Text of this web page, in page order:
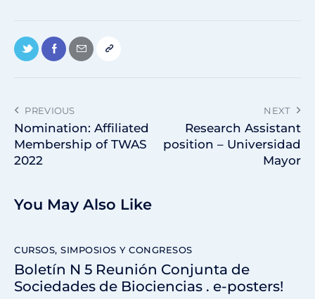
PREVIOUS
Nomination: Affiliated
Membership of TWAS
2022
NEXT
Research Assistant
position – Universidad
Mayor
You May Also Like
CURSOS, SIMPOSIOS Y CONGRESOS
Boletín N 5 Reunión Conjunta de
Sociedades de Biociencias . e-posters!